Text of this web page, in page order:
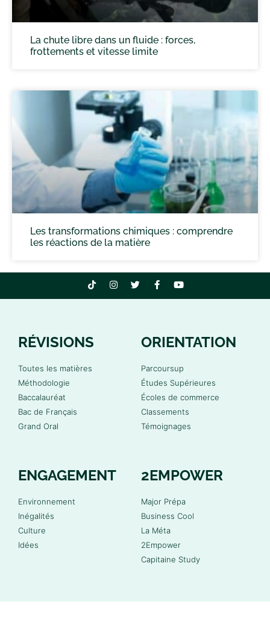
La chute libre dans un fluide : forces,
frottements et vitesse limite
Les transformations chimiques : comprendre
les réactions de la matière
RÉVISIONS
Toutes les matières
Méthodologie
Baccalauréat
Bac de Français
Grand Oral
ORIENTATION
Parcoursup
Études Supérieures
Écoles de commerce
Classements
Témoignages
ENGAGEMENT
Environnement
Inégalités
Culture
Idées
2EMPOWER
Major Prépa
Business Cool
La Méta
2Empower
Capitaine Study